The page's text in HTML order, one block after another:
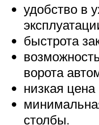
удобство в
быстрота
ворота
низкая
столбы.